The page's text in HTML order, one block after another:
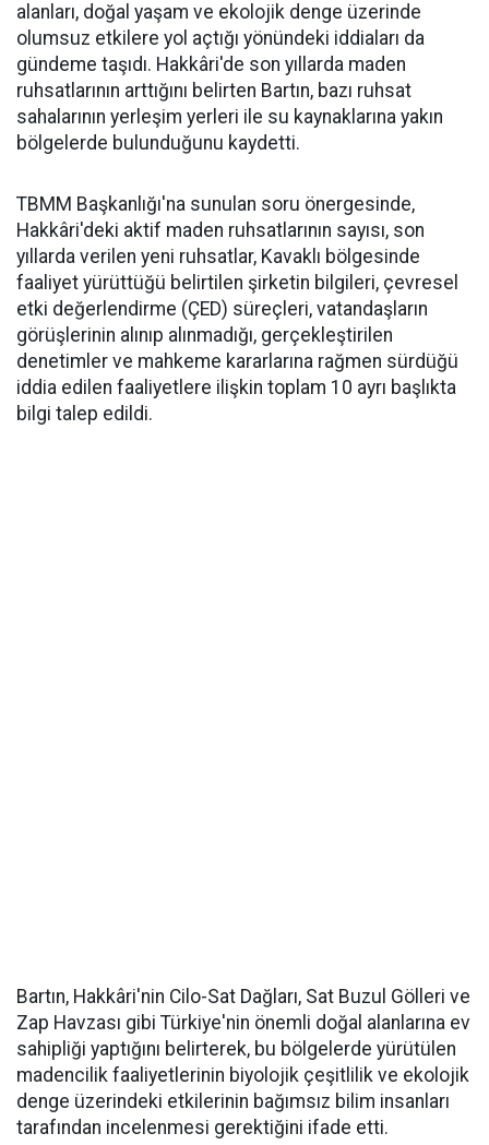
alanları, doğal yaşam ve ekolojik denge üzerinde
olumsuz etkilere yol açtığı yönündeki iddiaları da
gündeme taşıdı. Hakkâri'de son yıllarda maden
ruhsatlarının arttığını belirten Bartın, bazı ruhsat
sahalarının yerleşim yerleri ile su kaynaklarına yakın
bölgelerde bulunduğunu kaydetti.
TBMM Başkanlığı'na sunulan soru önergesinde,
Hakkâri'deki aktif maden ruhsatlarının sayısı, son
yıllarda verilen yeni ruhsatlar, Kavaklı bölgesinde
faaliyet yürüttüğü belirtilen şirketin bilgileri, çevresel
etki değerlendirme (ÇED) süreçleri, vatandaşların
görüşlerinin alınıp alınmadığı, gerçekleştirilen
denetimler ve mahkeme kararlarına rağmen sürdüğü
iddia edilen faaliyetlere ilişkin toplam 10 ayrı başlıkta
bilgi talep edildi.
Bartın, Hakkâri'nin Cilo-Sat Dağları, Sat Buzul Gölleri ve
Zap Havzası gibi Türkiye'nin önemli doğal alanlarına ev
sahipliği yaptığını belirterek, bu bölgelerde yürütülen
madencilik faaliyetlerinin biyolojik çeşitlilik ve ekolojik
denge üzerindeki etkilerinin bağımsız bilim insanları
tarafından incelenmesi gerektiğini ifade etti.